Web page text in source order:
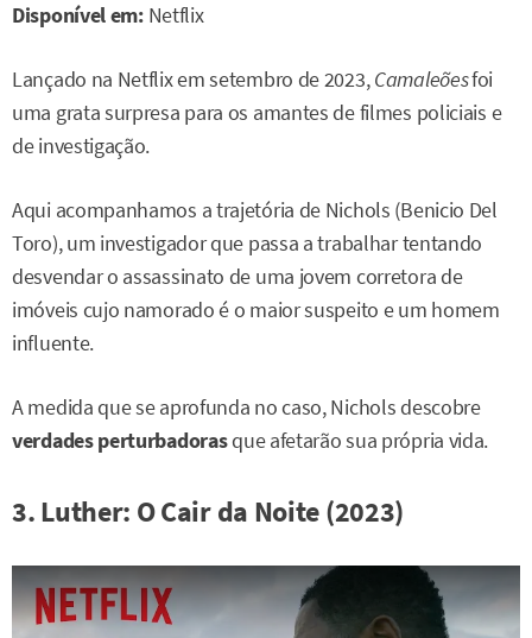
Disponível em: Netflix
Lançado na Netflix em setembro de 2023,Camaleõesfoi
uma grata surpresa para os amantes de filmes policiais e
de investigação.
Aqui acompanhamos a trajetória de Nichols (Benicio Del
Toro), um investigador que passa a trabalhar tentando
desvendar o assassinato de uma jovem corretora de
imóveis cujo namorado é o maior suspeito e um homem
influente.
A medida que se aprofunda no caso, Nichols descobre
verdades perturbadorasque afetarão sua própria vida.
3. Luther: O Cair da Noite (2023)